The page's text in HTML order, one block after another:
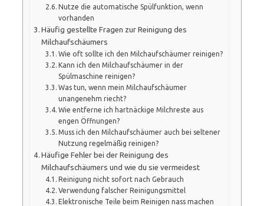
Nutze die automatische Spülfunktion, wenn
vorhanden
Häufig gestellte Fragen zur Reinigung des
Milchaufschäumers
Wie oft sollte ich den Milchaufschäumer reinigen?
Kann ich den Milchaufschäumer in der
Spülmaschine reinigen?
Was tun, wenn mein Milchaufschäumer
unangenehm riecht?
Wie entferne ich hartnäckige Milchreste aus
engen Öffnungen?
Muss ich den Milchaufschäumer auch bei seltener
Nutzung regelmäßig reinigen?
Häufige Fehler bei der Reinigung des
Milchaufschäumers und wie du sie vermeidest
Reinigung nicht sofort nach Gebrauch
Verwendung falscher Reinigungsmittel
Elektronische Teile beim Reinigen nass machen